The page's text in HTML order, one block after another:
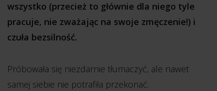
wszystko (przecież to głównie dla niego tyle
pracuje, nie zważając na swoje zmęczenie!) i
czuła bezsilność.
Próbowała się niezdarnie tłumaczyć, ale nawet
samej siebie nie potrafiła przekonać.